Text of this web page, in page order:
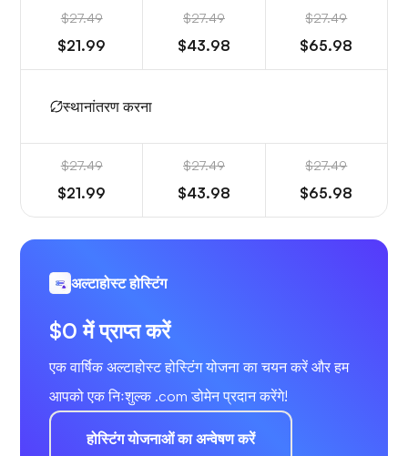
$27.49
$21.99
$27.49
$43.98
$27.49
$65.98
स्थानांतरण करना
$27.49
$21.99
$27.49
$43.98
$27.49
$65.98
अल्टाहोस्ट होस्टिंग
$0 में प्राप्त करें
एक वार्षिक अल्टाहोस्ट होस्टिंग योजना का चयन करें और हम
आपको एक निःशुल्क .com डोमेन प्रदान करेंगे!
होस्टिंग योजनाओं का अन्वेषण करें